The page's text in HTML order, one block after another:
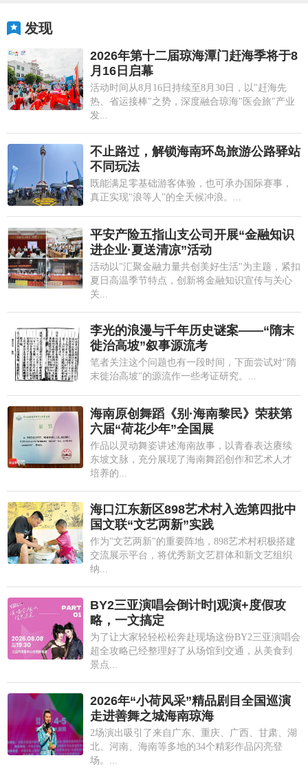
发现
2026年第十二届琼海潭门赶海季将于8
月16日启幕
活动时间从8月16日持续至8月30日，以"赶海先
热、省运接棒"之势，深度融合琼海"医会旅"产业
发...
不止路过，解锁海南环岛旅游公路驿站
不同玩法
既能满足零基础游客体验，也可承办国际赛事，
真正实现"浪等人"的全天候冲浪。...
平安产险五指山支公司开展“金融知识
进企业·夏送清凉”活动
活动以"汇聚金融力量共创美好生活"为主题，紧扣
夏日高温季节特点，创新将金融知识宣传与关心
关...
李光的浪漫与千年历史谜案——“隋末
徙治高坡”叙事源流考
笔者关注这个问题也有一段时间，下面尝试对"隋
末徙治高坡"的源流作一些考证研究。...
海南原创舞蹈《别·海南黎民》荣获第
六届“荷花少年”全国展
作品以灵动舞姿讲述海南故事，以青春表达赓续
东坡文脉，充分展现了海南舞蹈创作和艺术人才
培养的...
海口江东新区898艺术村入选第四批中
国文联“文艺两新”实践
作为"文艺两新"的重要阵地，898艺术村积极搭建
交流展示平台，将优秀新文艺群体和新文艺组织
纳...
BY2三亚演唱会倒计时|观演+度假攻
略，一文搞定
为了让大家轻轻松松奔赴现场这份BY2三亚演唱会
超全攻略已经整理好了从场馆到交通，从美食到
景点...
2026年“小荷风采”精品剧目全国巡演
走进善舞之城海南琼海
2场演出吸引了来自广东、重庆、广西、甘肃、湖
北、河南、海南等多地的34个精彩作品闪亮登
场。...